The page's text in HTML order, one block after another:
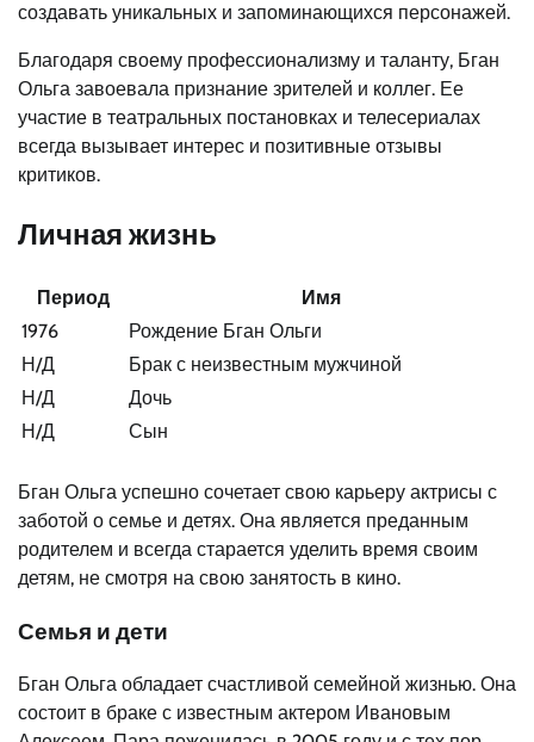
создавать уникальных и запоминающихся персонажей.
Благодаря своему профессионализму и таланту, Бган
Ольга завоевала признание зрителей и коллег. Ее
участие в театральных постановках и телесериалах
всегда вызывает интерес и позитивные отзывы
критиков.
Личная жизнь
Период
Имя
1976
Рождение Бган Ольги
Н/Д
Брак с неизвестным мужчиной
Н/Д
Дочь
Н/Д
Сын
Бган Ольга успешно сочетает свою карьеру актрисы с
заботой о семье и детях. Она является преданным
родителем и всегда старается уделить время своим
детям, не смотря на свою занятость в кино.
Семья и дети
Бган Ольга обладает счастливой семейной жизнью. Она
состоит в браке с известным актером Ивановым